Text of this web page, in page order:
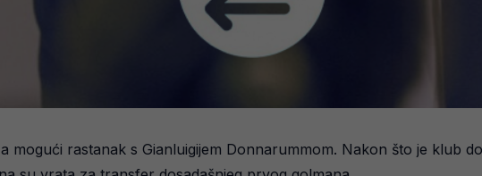
mogući rastanak s Gianluigijem Donnarummom. Nakon što je klub